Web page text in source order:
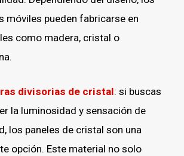
móviles pueden fabricarse en
como madera, cristal o
divisorias de cristal: si buscas
la luminosidad y sensación de
los paneles de cristal son una
opción. Este material no solo